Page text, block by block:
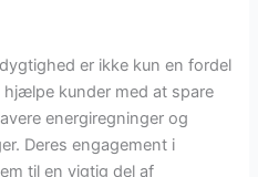
er ikke kun en fordel
kunder med at spare
energiregninger og
Deres engagement i
til en vigtig del af